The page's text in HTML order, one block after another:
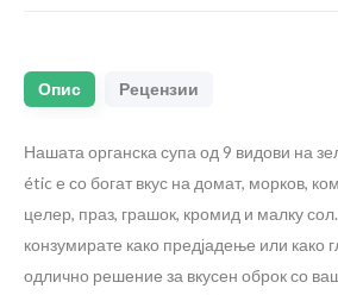
Опис Рецензии
Нашата органска супа од 9 видови на
étic е со богат вкус на домат, морков,
целер, праз, грашок, кромид и малку
конзумирате како предјадење или како
одлично решение за вкусен оброк со